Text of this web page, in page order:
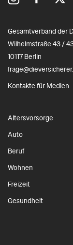
Gesamtverband der
Wilhelmstraße 43 /
10117 Berlin
Kontakte für Medien
Altersvorsorge
Auto
Beruf
Wohnen
Freizeit
Gesundheit